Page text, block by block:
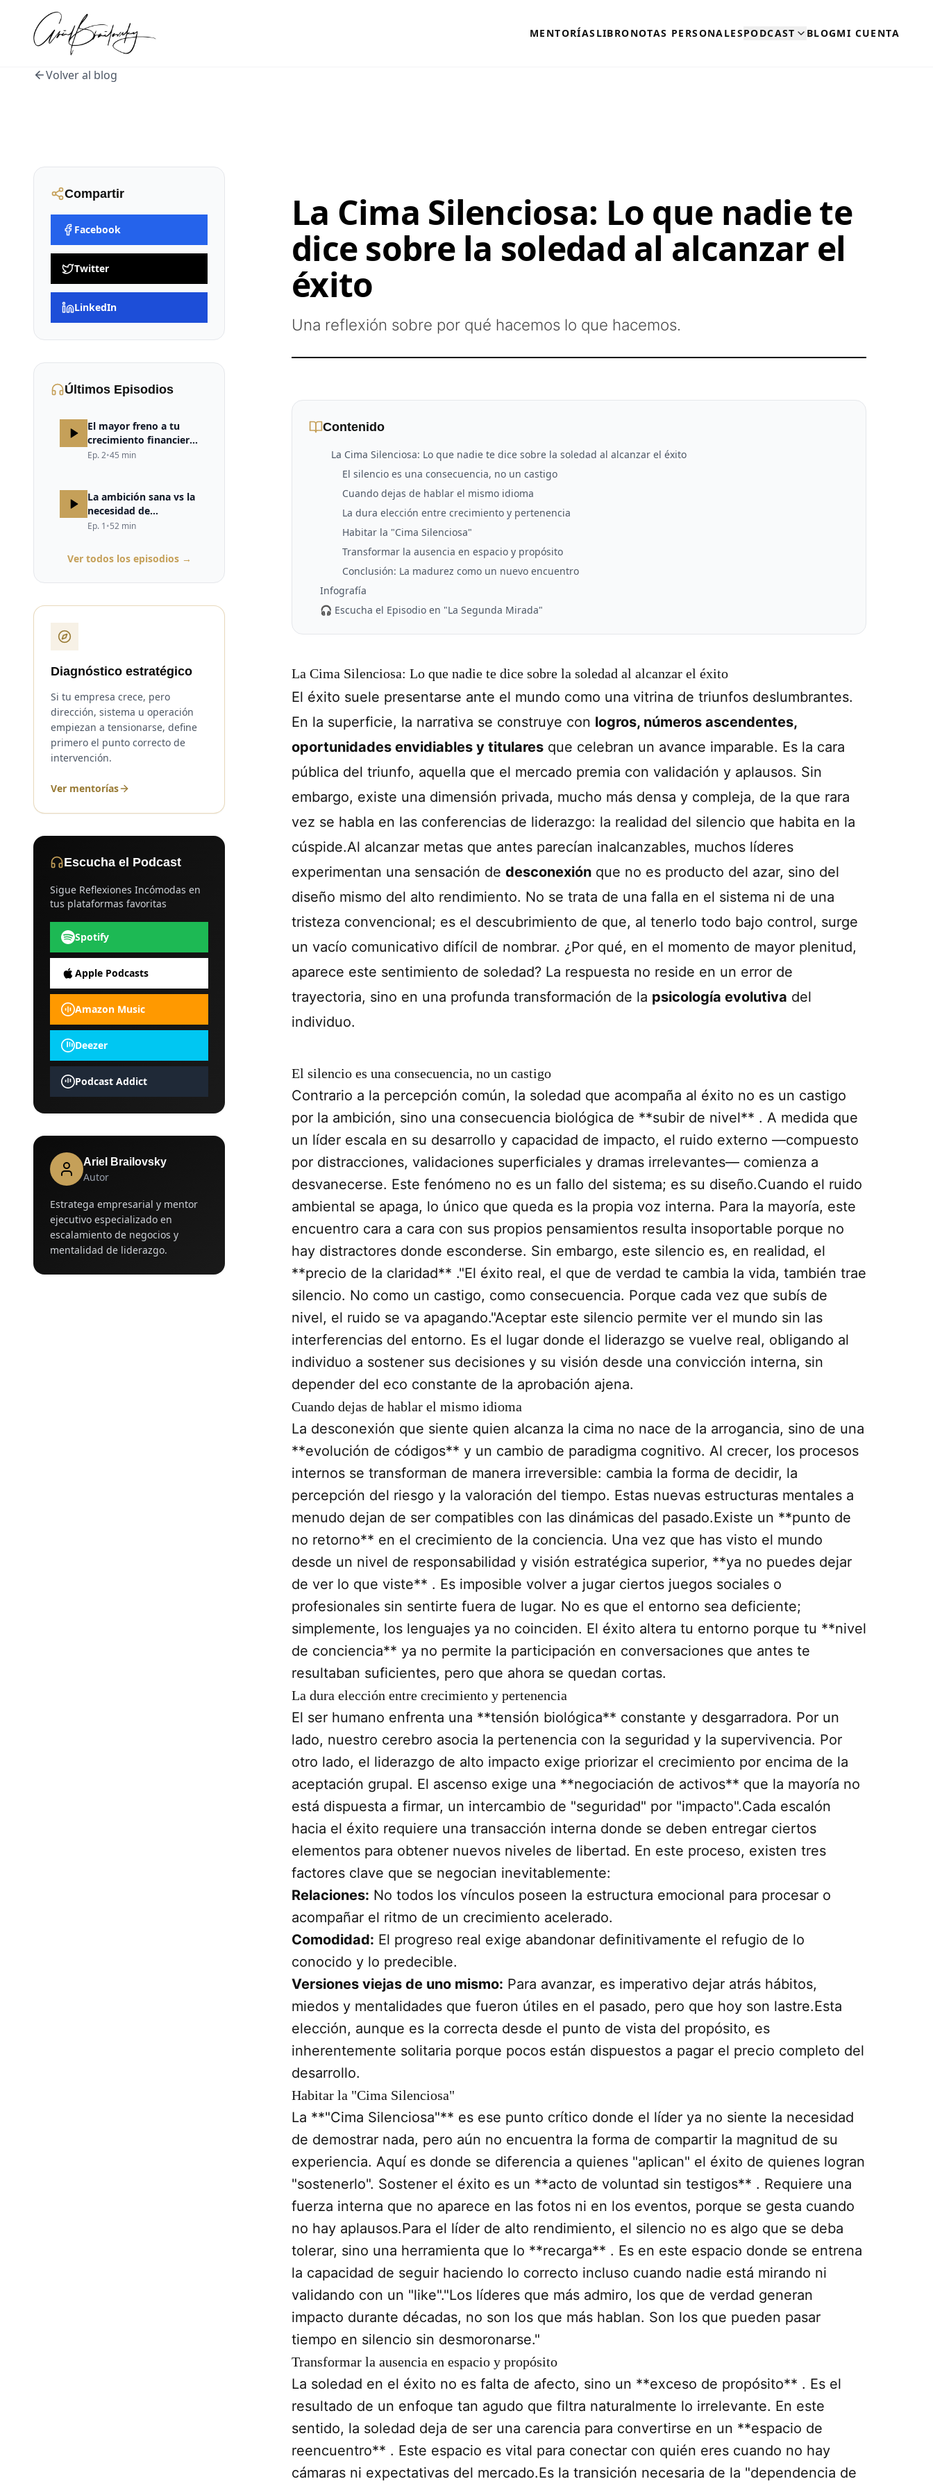
MENTORÍAS LIBRONOTAS PERSONALESPODCAST BLOGMI CUENTA
Volver al blog
Compartir
Facebook
Twitter
LinkedIn
Últimos Episodios
El mayor freno a tu
crecimiento financiero
no está en el mercado,
oportunidades. Está en
tu cerebro.
Ep.2•45 min
La ambición sana vs la
necesidad de
validación
Ep. 1•52 min
Ver todos los episodios →
Diagnóstico estratégico
Si tu empresa crece, pero
dirección, sistema u operación
empiezan a tensionarse, define
primero el punto correcto de
intervención.
Ver mentorías
Escucha el Podcast
Sigue Reflexiones Incómodas en
tus plataformas favoritas
Spotify
Apple Podcasts
Amazon Music
Deezer
Podcast Addict
Ariel Brailovsky
Autor
Estratega empresarial y mentor
ejecutivo especializado en
escalamiento de negocios y
mentalidad de liderazgo.
La Cima Silenciosa: Lo que nadie te
dice sobre la soledad al alcanzar el
éxito
Una reflexión sobre por qué hacemos lo que hacemos.
Contenido
La Cima Silenciosa: Lo que nadie te dice sobre la soledad al alcanzar el éxito
El silencio es una consecuencia, no un castigo
Cuando dejas de hablar el mismo idioma
La dura elección entre crecimiento y pertenencia
Habitar la "Cima Silenciosa"
Transformar la ausencia en espacio y propósito
Conclusión: La madurez como un nuevo encuentro
Infografía
🎧 Escucha el Episodio en "La Segunda Mirada"
La Cima Silenciosa: Lo que nadie te dice sobre la soledad al alcanzar el éxito
El éxito suele presentarse ante el mundo como una vitrina de triunfos deslumbrantes.
En la superficie, la narrativa se construye con logros, números ascendentes,
oportunidades envidiables y titulares que celebran un avance imparable. Es la cara
pública del triunfo, aquella que el mercado premia con validación y aplausos. Sin
embargo, existe una dimensión privada, mucho más densa y compleja, de la que rara
vez se habla en las conferencias de liderazgo: la realidad del silencio que habita en la
cúspide.Al alcanzar metas que antes parecían inalcanzables, muchos líderes
experimentan una sensación de desconexión que no es producto del azar, sino del
diseño mismo del alto rendimiento. No se trata de una falla en el sistema ni de una
tristeza convencional; es el descubrimiento de que, al tenerlo todo bajo control, surge
un vacío comunicativo difícil de nombrar. ¿Por qué, en el momento de mayor plenitud,
aparece este sentimiento de soledad? La respuesta no reside en un error de
trayectoria, sino en una profunda transformación de la psicología evolutiva del
individuo.
El silencio es una consecuencia, no un castigo
Contrario a la percepción común, la soledad que acompaña al éxito no es un castigo
por la ambición, sino una consecuencia biológica de **subir de nivel** . A medida que
un líder escala en su desarrollo y capacidad de impacto, el ruido externo —compuesto
por distracciones, validaciones superficiales y dramas irrelevantes— comienza a
desvanecerse. Este fenómeno no es un fallo del sistema; es su diseño.Cuando el ruido
ambiental se apaga, lo único que queda es la propia voz interna. Para la mayoría, este
encuentro cara a cara con sus propios pensamientos resulta insoportable porque no
hay distractores donde esconderse. Sin embargo, este silencio es, en realidad, el
**precio de la claridad** ."El éxito real, el que de verdad te cambia la vida, también trae
silencio. No como un castigo, como consecuencia. Porque cada vez que subís de
nivel, el ruido se va apagando."Aceptar este silencio permite ver el mundo sin las
interferencias del entorno. Es el lugar donde el liderazgo se vuelve real, obligando al
individuo a sostener sus decisiones y su visión desde una convicción interna, sin
depender del eco constante de la aprobación ajena.
Cuando dejas de hablar el mismo idioma
La desconexión que siente quien alcanza la cima no nace de la arrogancia, sino de una
**evolución de códigos** y un cambio de paradigma cognitivo. Al crecer, los procesos
internos se transforman de manera irreversible: cambia la forma de decidir, la
percepción del riesgo y la valoración del tiempo. Estas nuevas estructuras mentales a
menudo dejan de ser compatibles con las dinámicas del pasado.Existe un **punto de
no retorno** en el crecimiento de la conciencia. Una vez que has visto el mundo
desde un nivel de responsabilidad y visión estratégica superior, **ya no puedes dejar
de ver lo que viste** . Es imposible volver a jugar ciertos juegos sociales o
profesionales sin sentirte fuera de lugar. No es que el entorno sea deficiente;
simplemente, los lenguajes ya no coinciden. El éxito altera tu entorno porque tu **nivel
de conciencia** ya no permite la participación en conversaciones que antes te
resultaban suficientes, pero que ahora se quedan cortas.
La dura elección entre crecimiento y pertenencia
El ser humano enfrenta una **tensión biológica** constante y desgarradora. Por un
lado, nuestro cerebro asocia la pertenencia con la seguridad y la supervivencia. Por
otro lado, el liderazgo de alto impacto exige priorizar el crecimiento por encima de la
aceptación grupal. El ascenso exige una **negociación de activos** que la mayoría no
está dispuesta a firmar, un intercambio de "seguridad" por "impacto".Cada escalón
hacia el éxito requiere una transacción interna donde se deben entregar ciertos
elementos para obtener nuevos niveles de libertad. En este proceso, existen tres
factores clave que se negocian inevitablemente:
Relaciones: No todos los vínculos poseen la estructura emocional para procesar o
acompañar el ritmo de un crecimiento acelerado.
Comodidad: El progreso real exige abandonar definitivamente el refugio de lo
conocido y lo predecible.
Versiones viejas de uno mismo: Para avanzar, es imperativo dejar atrás hábitos,
miedos y mentalidades que fueron útiles en el pasado, pero que hoy son lastre.Esta
elección, aunque es la correcta desde el punto de vista del propósito, es
inherentemente solitaria porque pocos están dispuestos a pagar el precio completo del
desarrollo.
Habitar la "Cima Silenciosa"
La **"Cima Silenciosa"** es ese punto crítico donde el líder ya no siente la necesidad
de demostrar nada, pero aún no encuentra la forma de compartir la magnitud de su
experiencia. Aquí es donde se diferencia a quienes "aplican" el éxito de quienes logran
"sostenerlo". Sostener el éxito es un **acto de voluntad sin testigos** . Requiere una
fuerza interna que no aparece en las fotos ni en los eventos, porque se gesta cuando
no hay aplausos.Para el líder de alto rendimiento, el silencio no es algo que se deba
tolerar, sino una herramienta que lo **recarga** . Es en este espacio donde se entrena
la capacidad de seguir haciendo lo correcto incluso cuando nadie está mirando ni
validando con un "like"."Los líderes que más admiro, los que de verdad generan
impacto durante décadas, no son los que más hablan. Son los que pueden pasar
tiempo en silencio sin desmoronarse."
Transformar la ausencia en espacio y propósito
La soledad en el éxito no es falta de afecto, sino un **exceso de propósito** . Es el
resultado de un enfoque tan agudo que filtra naturalmente lo irrelevante. En este
sentido, la soledad deja de ser una carencia para convertirse en un **espacio de
reencuentro** . Este espacio es vital para conectar con quién eres cuando no hay
cámaras ni expectativas del mercado.Es la transición necesaria de la "dependencia de